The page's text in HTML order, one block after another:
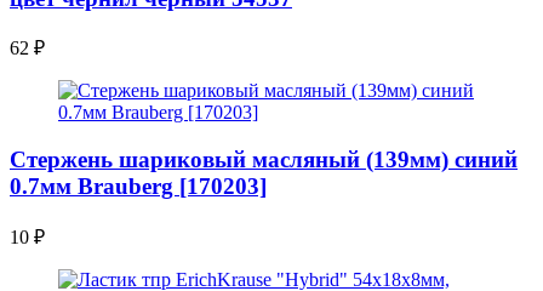
62 ₽
Стержень шариковый масляный (139мм) синий
0.7мм Brauberg [170203]
10 ₽